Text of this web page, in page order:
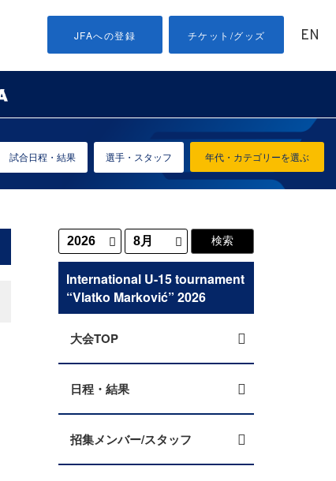
JFAへの登録 チケット/グッズ EN
年代・カテゴリーを選ぶ
試合日程・結果 選手・スタッフ
International U-15 tournament
“Vlatko Marković” 2026
大会TOP
日程・結果
招集メンバー/スタッフ